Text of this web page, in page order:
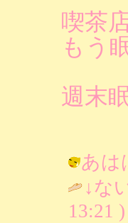
喫茶
もう
週末
あは
↓な
13:21 )